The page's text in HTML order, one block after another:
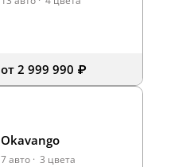
от 2 999 990 ₽
Okavango
7 авто · 3 цвета